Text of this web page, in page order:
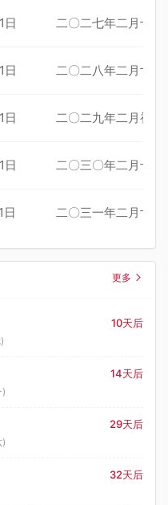
日 二〇二七年二月十四
日 二〇二八年二月廿六
日 二〇二九年二月初七
日 二〇三〇年二月十八
二〇三一年二月廿九
更多
10天后
14天后
29天后
32天后